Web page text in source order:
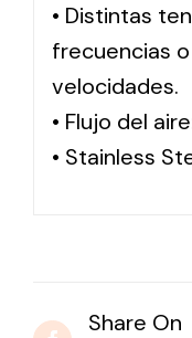
• Distintas
frecuencias
velocidades.
• Flujo del
• Stainless
Share On